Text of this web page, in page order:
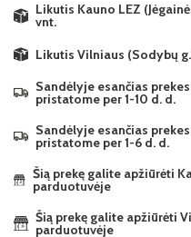
Likutis Kauno LEZ
vnt.
Likutis Vilniaus (Sodybų
Sandėlyje esančias
pristatome per 1-10 d. d.
Sandėlyje esančias
pristatome per 1-6 d. d.
Šią prekę galite apžiūrėti
parduotuvėje
Šią prekę galite apžiūrėti
parduotuvėje